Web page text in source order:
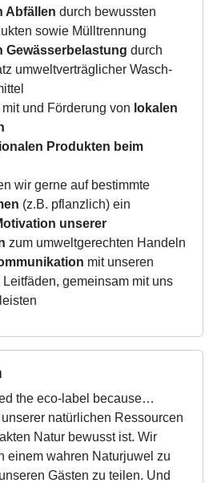
Abfällen durch bewussten
sowie Mülltrennung
Gewässerbelastung durch
umweltverträglicher Wasch-
und Förderung von lokalen
Produkten beim
wir gerne auf bestimmte
(z.B. pflanzlich) ein
unserer
zum umweltgerechten Handeln
mit unseren
gemeinsam mit uns
the eco-label because…
natürlichen Ressourcen
Natur bewusst ist. Wir
einem wahren Naturjuwel zu
Gästen zu teilen. Und